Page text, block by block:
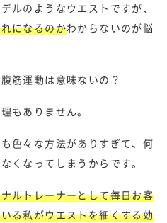
ルのようなウエストですが、
になるのかわからないのが悩
筋運動は意味ないの？
もありません。
色々な方法がありすぎて、何
くなってしまうからです。
ルトレーナーとして毎日お客
る私がウエストを細くする効